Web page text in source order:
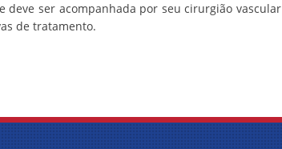
ser acompanhada por seu cirurgião vascular
de tratamento.